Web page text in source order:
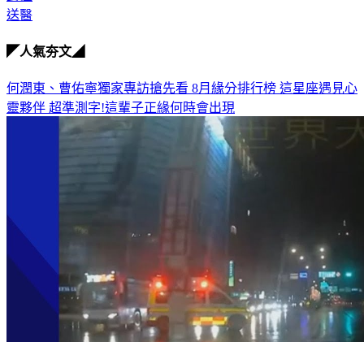
送醫
◤人氣夯文◢
何潤東、曹佑寧獨家專訪搶先看 8月緣分排行榜 這星座遇見心
靈夥伴 超準測字!這輩子正緣何時會出現